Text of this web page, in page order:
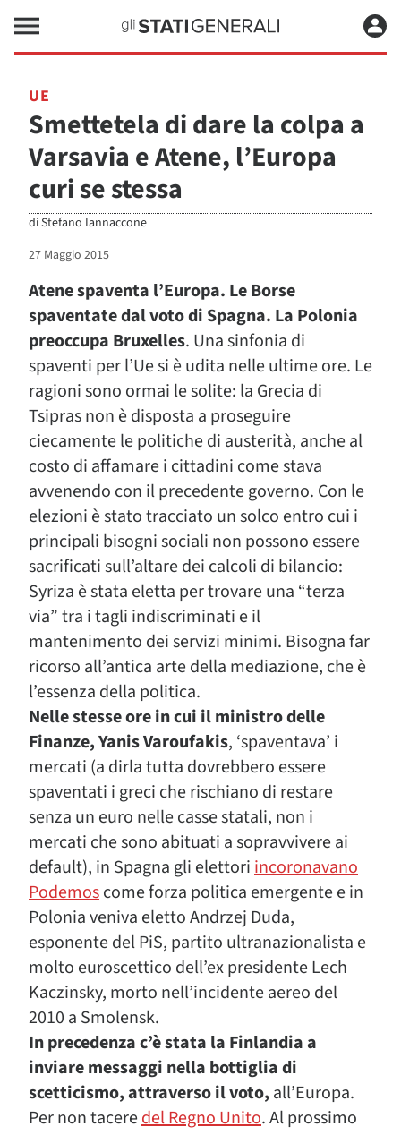
UE
Smettetela di dare la colpa a
Varsavia e Atene, l’Europa
curi se stessa
diStefano Iannaccone
27 Maggio 2015
Atene spaventa l’Europa. Le Borse
spaventate dal voto di Spagna. La Polonia
preoccupa Bruxelles. Una sinfonia di
spaventi per l’Ue si è udita nelle ultime ore. Le
ragioni sono ormai le solite: la Grecia di
Tsipras non è disposta a proseguire
ciecamente le politiche di austerità, anche al
costo di affamare i cittadini come stava
avvenendo con il precedente governo. Con le
elezioni è stato tracciato un solco entro cui i
principali bisogni sociali non possono essere
sacrificati sull’altare dei calcoli di bilancio:
Syriza è stata eletta per trovare una “terza
via” tra i tagli indiscriminati e il
mantenimento dei servizi minimi. Bisogna far
ricorso all’antica arte della mediazione, che è
l’essenza della politica.
Nelle stesse ore in cui il ministro delle
Finanze, Yanis Varoufakis, ‘spaventava’ i
mercati (a dirla tutta dovrebbero essere
spaventati i greci che rischiano di restare
senza un euro nelle casse statali, non i
mercati che sono abituati a sopravvivere ai
default), in Spagna gli elettoriincoronavano
Podemoscome forza politica emergente e in
Polonia veniva eletto Andrzej Duda,
esponente del PiS, partito ultranazionalista e
molto euroscettico dell’ex presidente Lech
Kaczinsky, morto nell’incidente aereo del
2010 a Smolensk.
In precedenza c’è stata la Finlandia a
inviare messaggi nella bottiglia di
scetticismo, attraverso il voto, all’Europa.
Per non taceredel Regno Unito. Al prossimo